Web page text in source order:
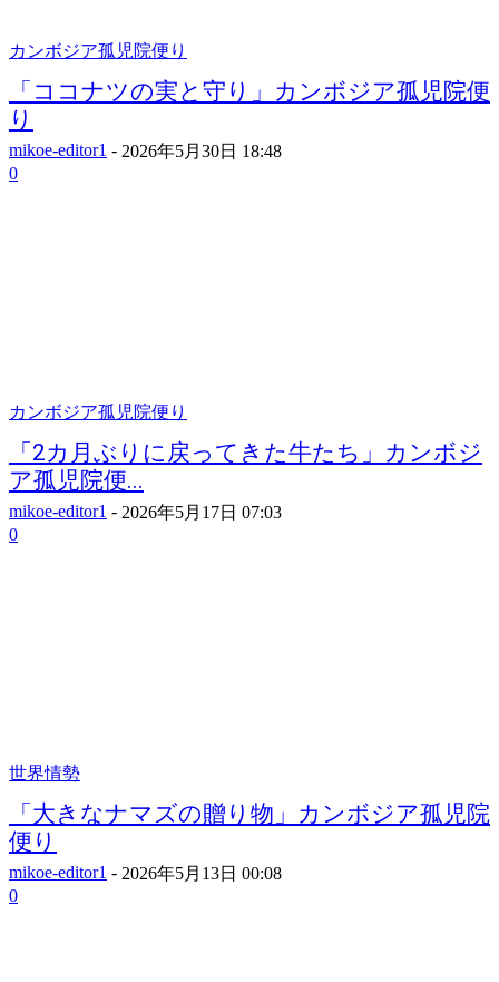
カンボジア孤児院便り
「ココナツの実と守り」カンボジア孤児院便
り
mikoe-editor1 - 2026年5月30日 18:48
0
カンボジア孤児院便り
「2カ月ぶりに戻ってきた牛たち」カンボジ
ア孤児院便...
mikoe-editor1 - 2026年5月17日 07:03
0
世界情勢
「大きなナマズの贈り物」カンボジア孤児院
便り
mikoe-editor1 - 2026年5月13日 00:08
0